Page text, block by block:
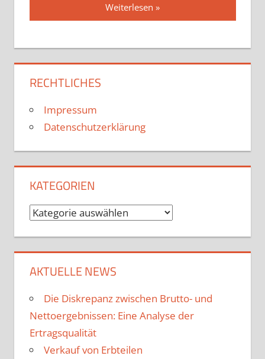
Weiterlesen
RECHTLICHES
Impressum
Datenschutzerklärung
KATEGORIEN
Kategorien
AKTUELLE NEWS
Die Diskrepanz zwischen Brutto- und
Nettoergebnissen: Eine Analyse der
Ertragsqualität
Verkauf von Erbteilen